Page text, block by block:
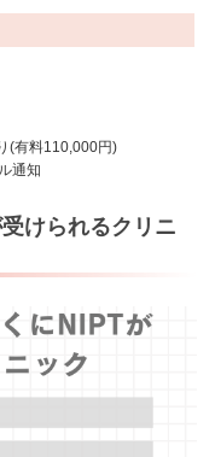
(有料110,000円)
通知
けられるクリニ